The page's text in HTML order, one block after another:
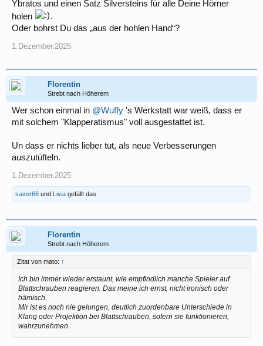
Ybratos und einen Satz Silversteins für alle Deine Hörner
holen
.
Oder bohrst Du das „aus der hohlen Hand“?
1.Dezember.2025
Florentin
Strebt nach Höherem
Wer schon einmal in @Wuffy 's Werkstatt war weiß, dass er
mit solchem "Klapperatismus" voll ausgestattet ist.
Un dass er nichts lieber tut, als neue Verbesserungen
auszutüfteln.
1.Dezember.2025
saxer66 und Livia gefällt das.
Florentin
Strebt nach Höherem
Zitat von mato: ↑
Ich bin immer wieder erstaunt, wie empfindlich manche Spieler auf
Blattschrauben reagieren. Das meine ich ernst, nicht ironisch oder
hämisch.
Mir ist es noch nie gelungen, deutlich zuordenbare Unterschiede in
Klang oder Projektion bei Blattschrauben, sofern sie funktionieren,
wahrzunehmen.